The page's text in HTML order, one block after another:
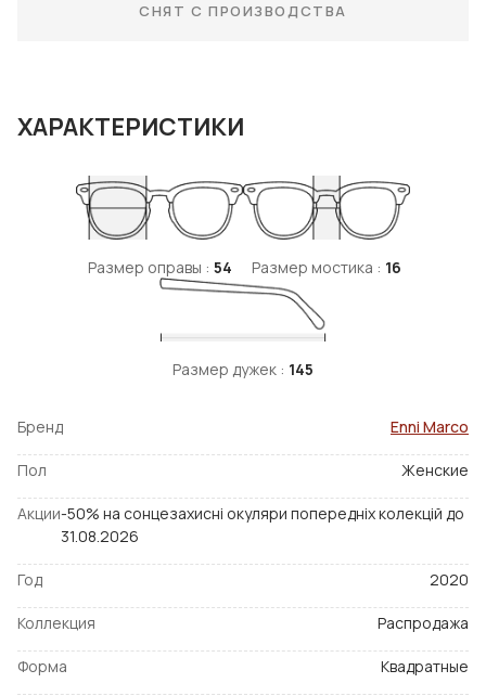
СНЯТ С ПРОИЗВОДСТВА
ХАРАКТЕРИСТИКИ
Размер оправы : 54 Размер мостика : 16
Размер дужек : 145
Бренд Enni Marco
Пол Женские
Акции-50% на сонцезахисні окуляри попередніх колекцій до
31.08.2026
Год 2020
Коллекция Распродажа
Форма Квадратные